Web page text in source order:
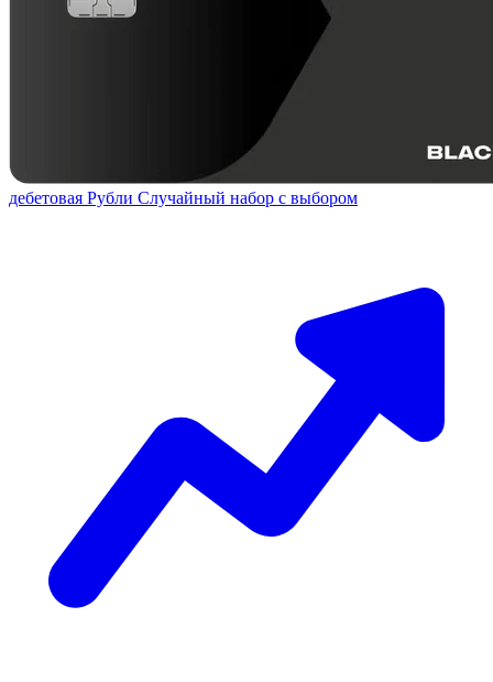
дебетовая Рубли Случайный набор с выбором